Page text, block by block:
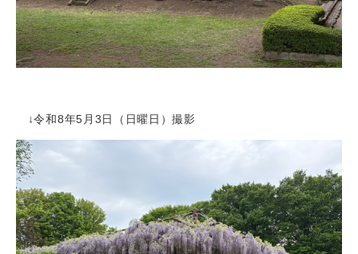
↓令和8年5月3日（日曜日）撮影